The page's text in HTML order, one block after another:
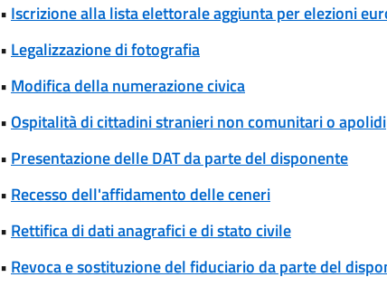
• Iscrizione alla lista elettorale aggiunta per elezioni
• Legalizzazione di fotografia
• Modifica della numerazione civica
•Ospitalità di cittadini stranieri non comunitari o apolidi
• Presentazione delle DAT da parte del disponente
• Recesso dell'affidamento delle ceneri
• Rettifica di dati anagrafici e di stato civile
• Revoca e sostituzione del fiduciario da parte del